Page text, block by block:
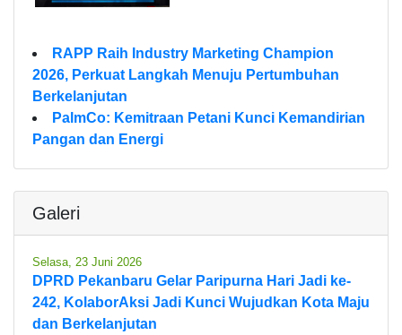
RAPP Raih Industry Marketing Champion
2026, Perkuat Langkah Menuju Pertumbuhan
Berkelanjutan
PalmCo: Kemitraan Petani Kunci Kemandirian
Pangan dan Energi
Galeri
Selasa, 23 Juni 2026
DPRD Pekanbaru Gelar Paripurna Hari Jadi ke-
242, KolaborAksi Jadi Kunci Wujudkan Kota Maju
dan Berkelanjutan